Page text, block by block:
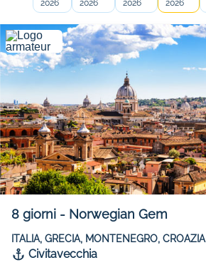
2026 2026 2026 2026
8 giorni - Norwegian Gem
ITALIA, GRECIA, MONTENEGRO, CROAZIA
Civitavecchia